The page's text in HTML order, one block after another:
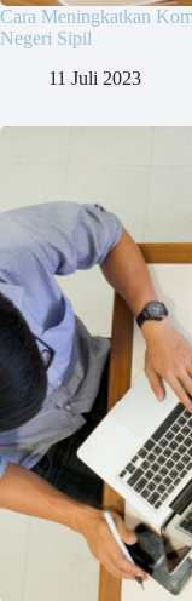
Cara Meningkatkan
Negeri Sipil
11 Juli 2023